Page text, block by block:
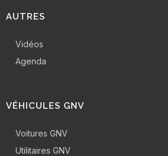
AUTRES
Vidéos
Agenda
VÉHICULES GNV
Voitures GNV
Utilitaires GNV